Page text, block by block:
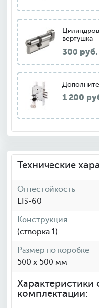
вертушка
300 руб.
1 200
Технические
Огнестойкость
EIS-60
Конструкция
(створка 1)
Размер по коробке
500 x 500 мм
Характеристики
комплектации: